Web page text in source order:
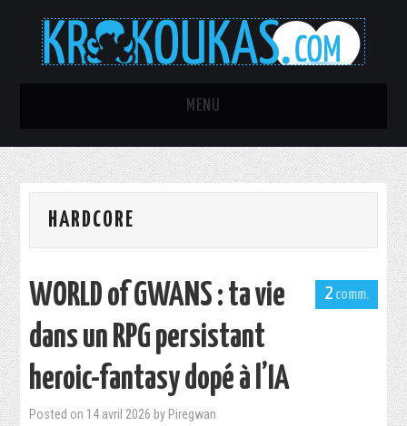
MENU
TOUS LES ARTICLES
C’ÉTAIT MIEUX AVANT !
PROJET RAINMETER ULTRA
SEXY
IT-PORN
HARDCORE
2
WORLD of GWANS : ta vie
dans un RPG persistant
heroic-fantasy dopé à l’IA
Posted on 14 avril 2026 by Piregwan